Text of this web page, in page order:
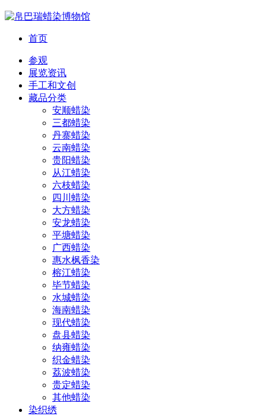
首页
参观
展览资讯
手工和文创
藏品分类
安顺蜡染
三都蜡染
丹寨蜡染
云南蜡染
贵阳蜡染
从江蜡染
六枝蜡染
四川蜡染
大方蜡染
安龙蜡染
平塘蜡染
广西蜡染
惠水枫香染
榕江蜡染
毕节蜡染
水城蜡染
海南蜡染
现代蜡染
盘县蜡染
纳雍蜡染
织金蜡染
荔波蜡染
贵定蜡染
其他蜡染
染织绣